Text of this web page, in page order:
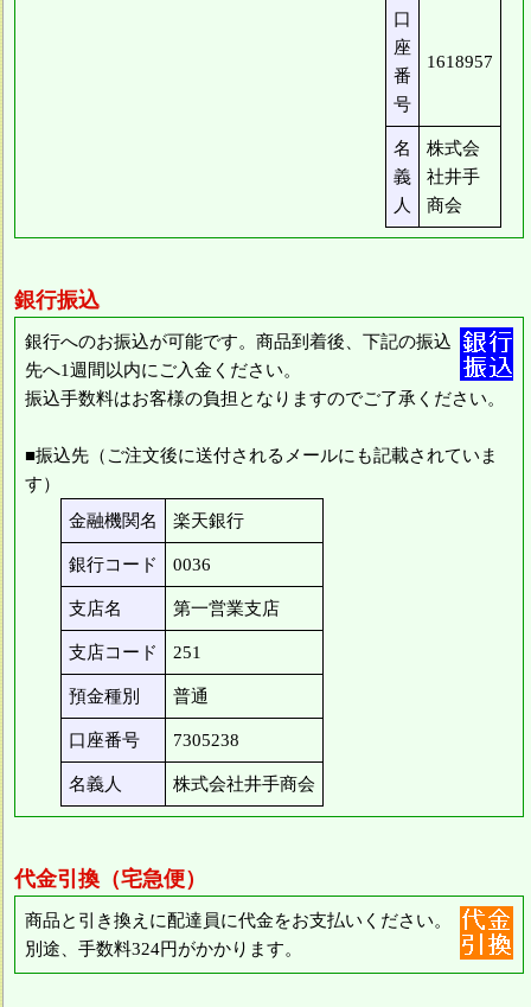
口
座
番
号
1618957
名
義
人
株式会
社井手
商会
銀行振込
銀行へのお振込が可能です。商品到着後、下記の振込
先へ1週間以内にご入金ください。
振込手数料はお客様の負担となりますのでご了承ください。
■振込先（ご注文後に送付されるメールにも記載されていま
す）
金融機関名
楽天銀行
銀行コード 0036
支店名 第一営業支店
支店コード 251
預金種別 普通
口座番号 7305238
名義人 株式会社井手商会
代金引換（宅急便）
商品と引き換えに配達員に代金をお支払いください。
別途、手数料324円がかかります。